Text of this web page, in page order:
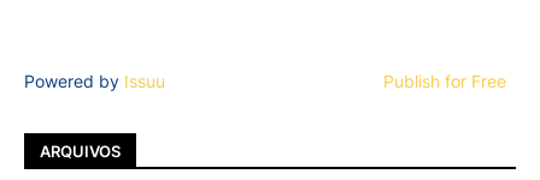
Powered by Issuu Publish for Free
ARQUIVOS